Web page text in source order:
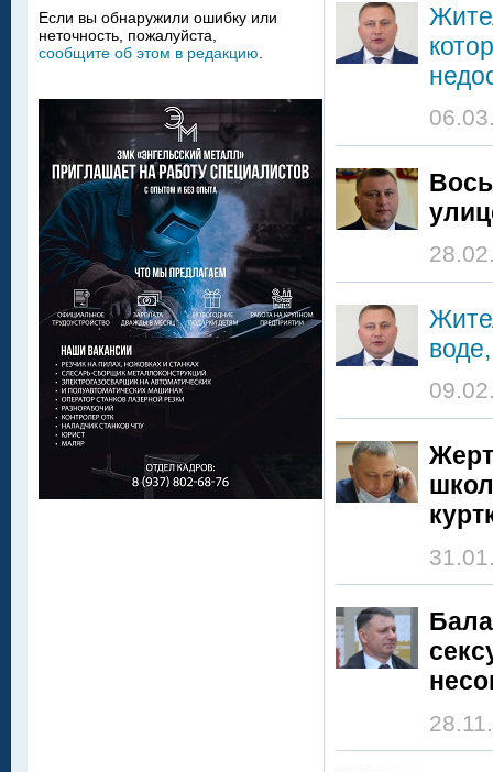
Если вы обнаружили ошибку или
неточность, пожалуйста,
сообщите об этом в редакцию